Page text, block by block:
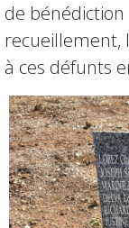
de
recueillement,
à ces défunts